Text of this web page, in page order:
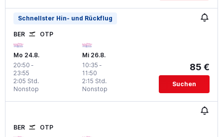
Schnellster Hin- und Rückflug
BER OTP
Mo 24.8.
20:50 -
23:55
Nonstop
2:05 Std.
Mi 26.8.
10:35 -
11:50
Nonstop
2:15 Std.
85 €
Suchen
BER OTP